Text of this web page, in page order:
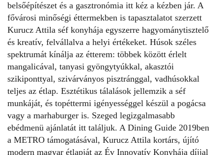
belsőépítészet és a gasztronómia itt kéz a kézben jár. A
fővárosi minőségi éttermekben is tapasztalatot szerzett
Kurucz Attila séf konyhája egyszerre hagyománytisztelő
és kreatív, felvállalva a helyi értékeket. Húsok széles
spektrumát kínálja az étterem: többek között érlelt
mangalicával, tanyasi gyöngytyúkkal, akasztói
szikiponttyal, szivárványos pisztránggal, vadhúsokkal
teljes az étlap. Esztétikus tálalások jellemzik a séf
munkáját, és topéttermi igényességgel készül a pogácsa
vagy a marhaburger is. Szeged legizgalmasabb
ebédmenü ajánlatát itt találjuk. A Dining Guide 2019­ben
a METRO támogatásával, Kurucz Attila kortárs, újító
modern magyar étlapját az Év Innovatív Konyhája díjjal